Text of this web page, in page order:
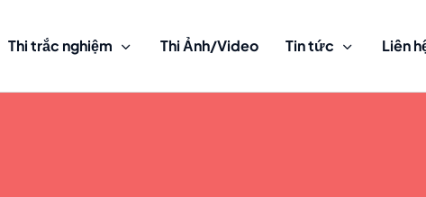
Thi trắc nghiệm Thi Ảnh/Video Tin tức Liên